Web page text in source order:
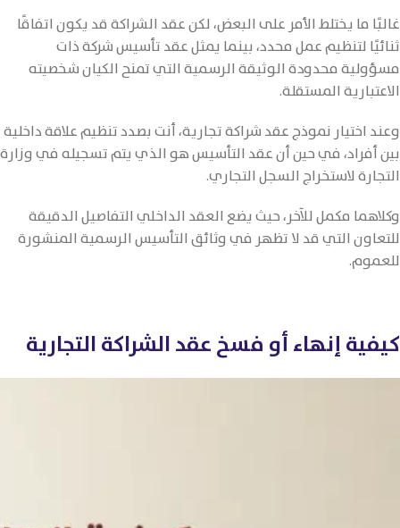
غالبًا ما يختلط الأمر على البعض، لكن عقد الشراكة قد يكون اتفاقًا
ثنائيًا لتنظيم عمل محدد، بينما يمثل عقد تأسيس شركة ذات
مسؤولية محدودة الوثيقة الرسمية التي تمنح الكيان شخصيته
الاعتبارية المستقلة.
وعند اختيار نموذج عقد شراكة تجارية، أنت بصدد تنظيم علاقة داخلية
بين أفراد، في حين أن عقد التأسيس هو الذي يتم تسجيله في وزارة
التجارة لاستخراج السجل التجاري.
وكلاهما مكمل للآخر، حيث يضع العقد الداخلي التفاصيل الدقيقة
للتعاون التي قد لا تظهر في وثائق التأسيس الرسمية المنشورة
للعموم.
كيفية إنهاء أو فسخ عقد الشراكة التجارية